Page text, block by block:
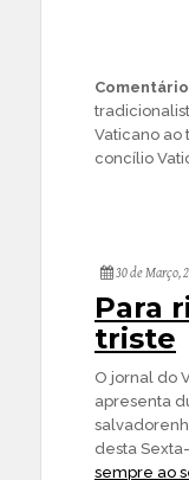
Comentário
Vaticano ao
concílio
30 de Março,
Para
triste
O jornal do
apresenta
desta
sempre ao